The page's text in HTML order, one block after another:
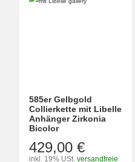
585er Gelbgold
Collierkette mit Libelle
Anhänger Zirkonia
Bicolor
429,00 €
inkl. 19% USt. versandfreie